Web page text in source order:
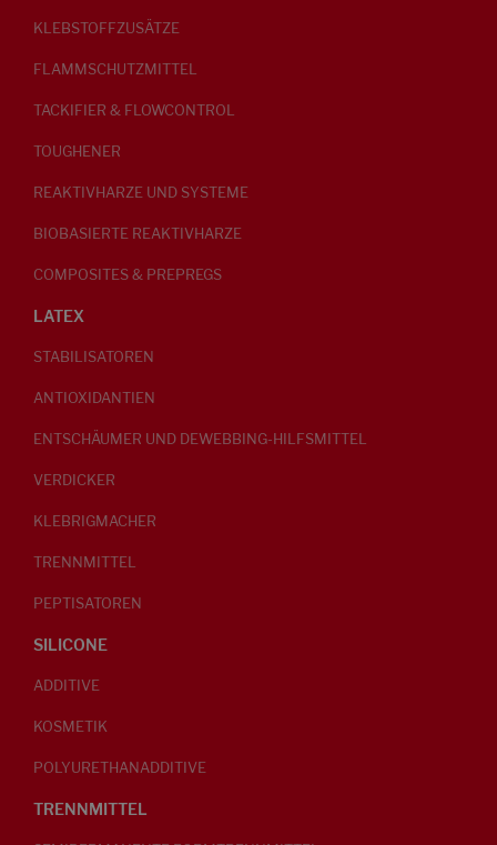
KLEBSTOFFZUSÄTZE
FLAMMSCHUTZMITTEL
TACKIFIER & FLOWCONTROL
TOUGHENER
REAKTIVHARZE UND SYSTEME
BIOBASIERTE REAKTIVHARZE
COMPOSITES & PREPREGS
LATEX
STABILISATOREN
ANTIOXIDANTIEN
ENTSCHÄUMER UND DEWEBBING-HILFSMITTEL
VERDICKER
KLEBRIGMACHER
TRENNMITTEL
PEPTISATOREN
SILICONE
ADDITIVE
KOSMETIK
POLYURETHANADDITIVE
TRENNMITTEL